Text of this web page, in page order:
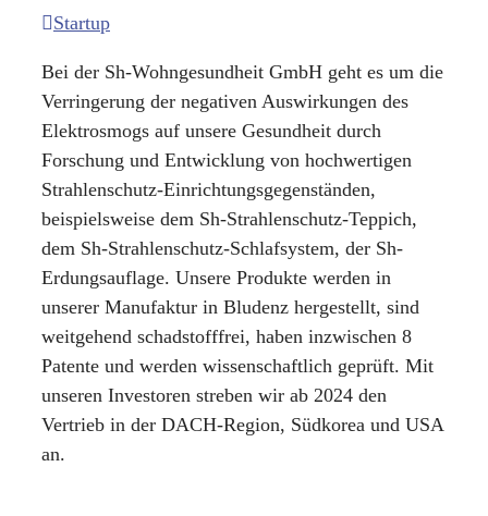
Startup
Bei der Sh-Wohngesundheit GmbH geht es um die
Verringerung der negativen Auswirkungen des
Elektrosmogs auf unsere Gesundheit durch
Forschung und Entwicklung von hochwertigen
Strahlenschutz-Einrichtungsgegenständen,
beispielsweise dem Sh-Strahlenschutz-Teppich,
dem Sh-Strahlenschutz-Schlafsystem, der Sh-
Erdungsauflage. Unsere Produkte werden in
unserer Manufaktur in Bludenz hergestellt, sind
weitgehend schadstofffrei, haben inzwischen 8
Patente und werden wissenschaftlich geprüft. Mit
unseren Investoren streben wir ab 2024 den
Vertrieb in der DACH-Region, Südkorea und USA
an.